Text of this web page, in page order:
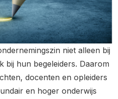
niet alleen bij
bij hun begeleiders. Daarom
docenten en opleiders
en hoger onderwijs